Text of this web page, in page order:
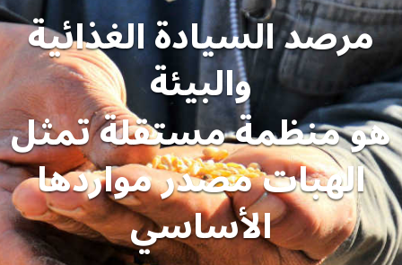
مرصد السيادة الغذائية
والبيئة
هو منظمة مستقلة تمثل
الهبات مصدر مواردها
الأساسي